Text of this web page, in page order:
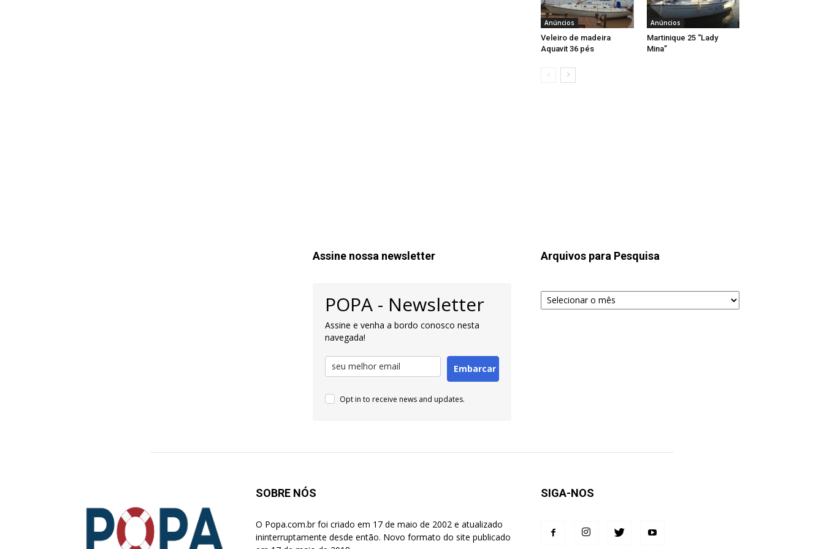
Anúncios
Veleiro de madeira
Aquavit 36 pés
Anúncios
Martinique 25 “Lady
Mina”
Assine nossa newsletter
POPA - Newsletter
Assine e venha a bordo conosco nesta
navegada!
Embarcar
Opt in to receive news and updates.
Arquivos para Pesquisa
Arquivos
para
SOBRE NÓS
O Popa.com.br foi criado em 17 de maio de 2002 e atualizado
ininterruptamente desde então. Novo formato do site publicado
SIGA-NOS